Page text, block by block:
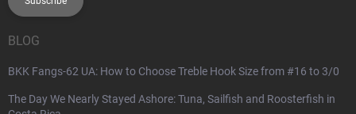
BLOG
BKK Fangs-62 UA: How to Choose Treble Hook Size from #16 to 3/0
The Day We Nearly Stayed Ashore: Tuna, Sailfish and Roosterfish in